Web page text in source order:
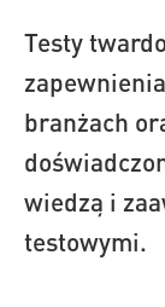
Testy
branżach
wiedzą i
testowymi.